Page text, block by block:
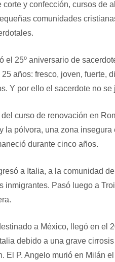
corte y confección, cursos de
comunidades
el 25º aniversario de
años: fresco, joven, fuerte,
Y por ello el sacerdote no
curso de renovación en
la pólvora, una zona
durante cinco años.
a Italia, a la comunidad
inmigrantes. Pasó luego a
a México, llegó en el
debido a una grave
El P. Angelo murió en Milán